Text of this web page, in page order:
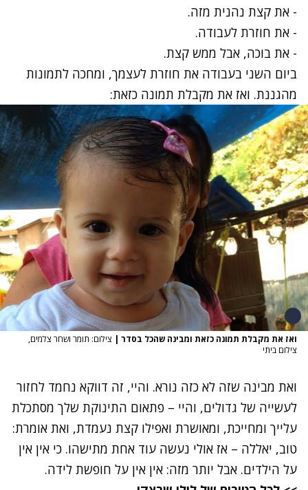
- את קצת נהנית מזה.
- את חוזרת לעבודה.
- את בוכה, אבל ממש קצת.
ביום השני בעבודה את חוזרת לעצמך, ומחכה לתמונות
מהגננת. ואז את מקבלת תמונה כזאת:
ואז את מקבלת תמונה כזאת ומבינה שהכל בסדר | צילום: תומר ושחר צלמים,
צילום ביתי
ואת מבינה שזה לא כזה נורא. והיי, זה דווקא נחמד לחזור
לעשייה של גדולים, והיי – פתאום התינוקת שלך מסתכלת
עלייך ומחייכת, ומאושרת ואפילו קצת נעמדת, ואת אומרת:
טוב, יאללה – אז אולי נעשה עוד אחת מתישהו. כי אין אין
על הילדים. אבל יותר מזה: אין אין על חופשת לידה.